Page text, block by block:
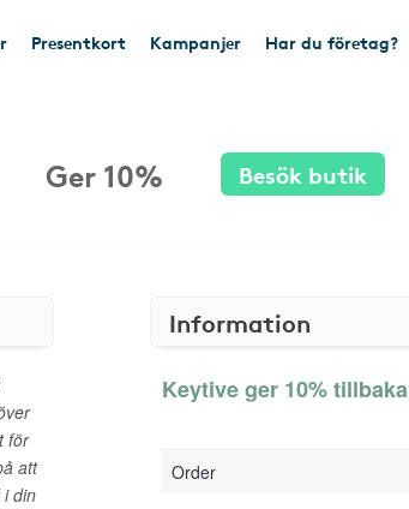
Presentkort Kampanjer Har du företag?
Ger 10% Besök butik
för
att
i din
Information
Keytive ger 10% tillbaka
Order